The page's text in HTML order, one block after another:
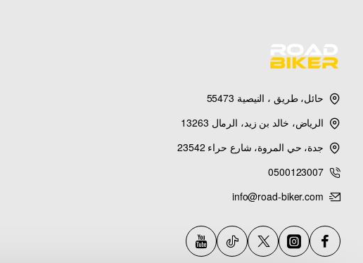
حائل، طريق ، النيصية 55473
الرياض، خالد بن زيد، الرمال 13263
جدة، حي المروة، شارع حراء 23542
0500123007
info@road-biker.com